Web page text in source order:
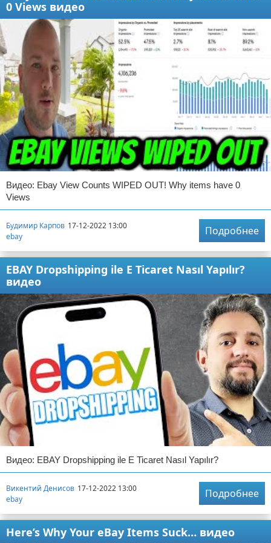
0 Views видео
Видео: Ebay View Counts WIPED OUT! Why items have 0
Views
Будимир Карпов 17-12-2022 13:00
ebay
Подробнее
EBAY Dropshipping ile E Ticaret Nasıl Yapılır?
видео
Видео: EBAY Dropshipping ile E Ticaret Nasıl Yapılır?
Викентий Денисов 17-12-2022 13:00
ebay
Подробнее
Here’s Why Your eBay Items Suck… видео